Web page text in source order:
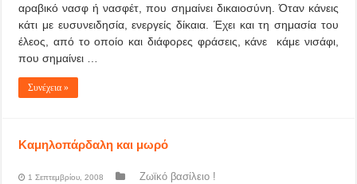
αραβικό νασφ ή νασφέτ, που σημαίνει δικαιοσύνη. Όταν κάνεις
κάτι με ευσυνειδησία, ενεργείς δίκαια. Έχει και τη σημασία του
έλεος, από το οποίο και διάφορες φράσεις, κάνε κάμε νισάφι,
που σημαίνει …
Συνέχεια »
Καμηλοπάρδαλη και μωρό
1 Σεπτεμβρίου, 2008 Ζωϊκό βασίλειο !